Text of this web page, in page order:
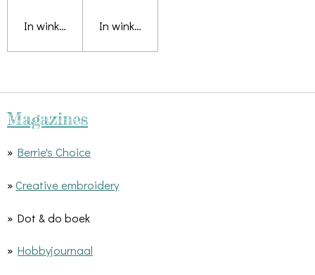
In winkelwagenIn winkelwagen
Magazines
» Berrie's Choice
»Creative embroidery
» Dot & do boek
» Hobbyjournaal